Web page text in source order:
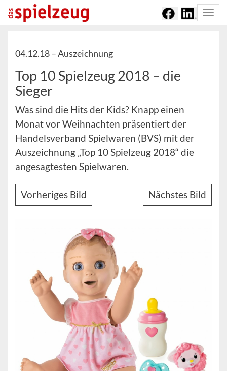
04.12.18 –Auszeichnung
Top 10 Spielzeug 2018 – die
Sieger
Was sind die Hits der Kids? Knapp einen
Monat vor Weihnachten präsentiert der
Handelsverband Spielwaren (BVS) mit der
Auszeichnung „Top 10 Spielzeug 2018“ die
angesagtesten Spielwaren.
Vorheriges Bild Nächstes Bild